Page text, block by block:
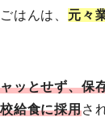
はんは、 元々
ッとせず、保
給食に採用さ